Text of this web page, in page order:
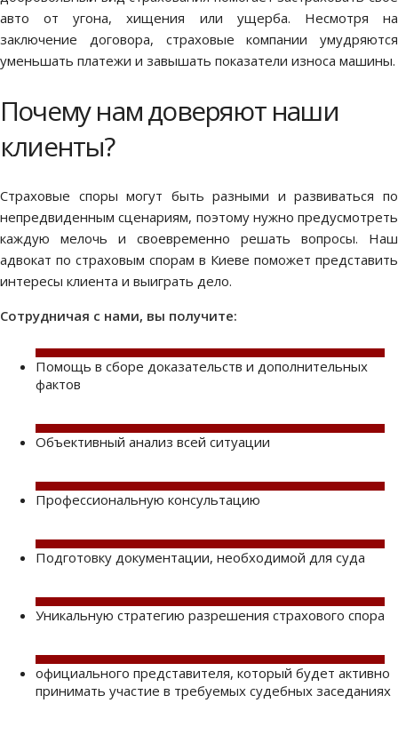
авто от угона, хищения или ущерба. Несмотря на
заключение договора, страховые компании умудряются
уменьшать платежи и завышать показатели износа машины.
Почему нам доверяют наши
клиенты?
Страховые споры могут быть разными и развиваться по
непредвиденным сценариям, поэтому нужно предусмотреть
каждую мелочь и своевременно решать вопросы. Наш
адвокат по страховым спорам в Киеве поможет представить
интересы клиента и выиграть дело.
Сотрудничая с нами, вы получите:
Помощь в сборе доказательств и дополнительных
фактов
Объективный анализ всей ситуации
Профессиональную консультацию
Подготовку документации, необходимой для суда
Уникальную стратегию разрешения страхового спора
официального представителя, который будет активно
принимать участие в требуемых судебных заседаниях